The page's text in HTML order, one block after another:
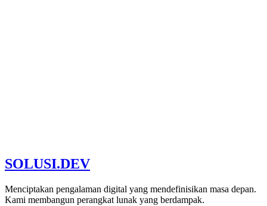
Partner TerpercayaBergabung dengan klien sukses kami
SOLUSI.DEV
Menciptakan pengalaman digital yang mendefinisikan masa depan.
Kami membangun perangkat lunak yang berdampak.